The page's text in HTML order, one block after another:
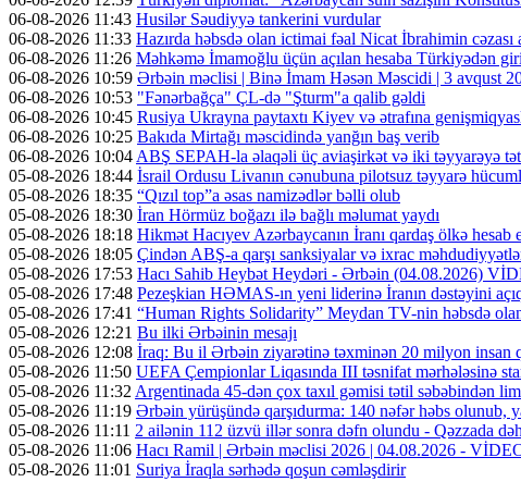
06-08-2026 11:43 Husilər Səudiyyə tankerini vurdular
06-08-2026 11:33 Hazırda həbsdə olan ictimai fəal Nicat İbrahimin cəzası
06-08-2026 11:26 Məhkəmə İmamoğlu üçün açılan hesaba Türkiyədən
06-08-2026 10:59 Ərbəin məclisi | Binə İmam Həsən Məscidi | 3 avqust
06-08-2026 10:53 "Fənərbağça" ÇL-də "Şturm"a qalib gəldi
06-08-2026 10:45 Rusiya Ukrayna paytaxtı Kiyev və ətrafına
06-08-2026 10:25 Bakıda Mirtağı məscidində yanğın baş verib
06-08-2026 10:04 ABŞ SEPAH-la əlaqəli üç aviaşirkət və iki təyyarəyə
05-08-2026 18:44 İsrail Ordusu Livanın cənubuna pilotsuz təyyarə
05-08-2026 18:35 “Qızıl top”a əsas namizədlər bəlli olub
05-08-2026 18:30 İran Hörmüz boğazı ilə bağlı məlumat yaydı
05-08-2026 18:18 Hikmət Hacıyev Azərbaycanın İranı qardaş ölkə
05-08-2026 18:05 Çindən ABŞ-a qarşı sanksiyalar və ixrac
05-08-2026 17:53 Hacı Sahib Heybət Heydəri - Ərbəin (04.08.2026)
05-08-2026 17:48 Pezeşkian HƏMAS-ın yeni liderinə İranın dəstəyini
05-08-2026 17:41 “Human Rights Solidarity” Meydan TV-nin həbsdə
05-08-2026 12:21 Bu ilki Ərbəinin mesajı
05-08-2026 12:08 İraq: Bu il Ərbəin ziyarətinə təxminən 20 milyon insan
05-08-2026 11:50 UEFA Çempionlar Liqasında III təsnifat mərhələsinə
05-08-2026 11:32 Argentinada 45-dən çox taxıl gəmisi tətil səbəbindən
05-08-2026 11:19 Ərbəin yürüşündə qarşıdurma: 140 nəfər həbs olunub,
05-08-2026 11:11 2 ailənin 112 üzvü illər sonra dəfn olundu - Qəzzada
05-08-2026 11:06 Hacı Ramil | Ərbəin məclisi 2026 | 04.08.2026 -
05-08-2026 11:01 Suriya İraqla sərhədə qoşun cəmləşdirir